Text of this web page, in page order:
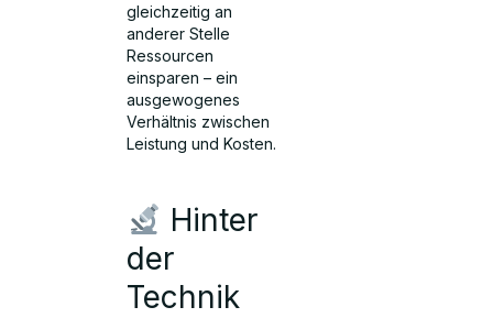
gleichzeitig an
anderer Stelle
Ressourcen
einsparen – ein
ausgewogenes
Verhältnis zwischen
Leistung und Kosten.
Hinter
der
Technik